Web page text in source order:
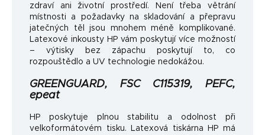
zdraví ani životní prostředí. Není třeba větrání
místnosti a požadavky na skladování a přepravu
jatečných těl jsou mnohem méně komplikované.
Latexové inkousty HP vám poskytují více možností
– výtisky bez zápachu poskytují to, co
rozpouštědlo a UV technologie nedokážou.
GREENGUARD, FSC C115319, PEFC,
epeat
HP poskytuje plnou stabilitu a odolnost při
velkoformátovém tisku. Latexová tiskárna HP má